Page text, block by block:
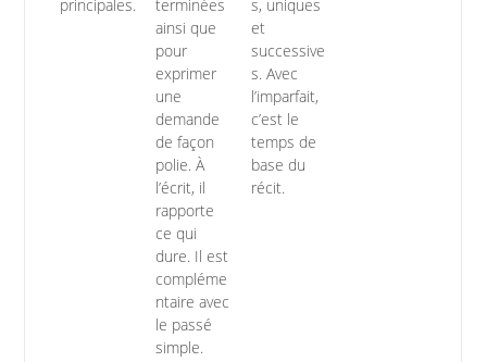
principales.
terminées
ainsi que
pour
exprimer
une
demande
de façon
polie. À
l’écrit, il
rapporte
ce qui
dure. Il est
compléme
ntaire avec
le passé
simple.
s, uniques
et
successive
s. Avec
l’imparfait,
c’est le
temps de
base du
récit.